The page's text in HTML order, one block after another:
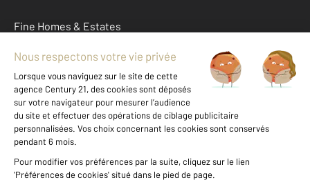
Fine Homes & Estates
À propos
International
Nous contacter